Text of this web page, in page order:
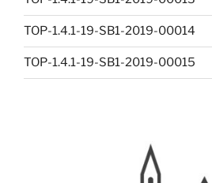
TOP-1.4.1-19-SB1-2019-00014
TOP-1.4.1-19-SB1-2019-00015